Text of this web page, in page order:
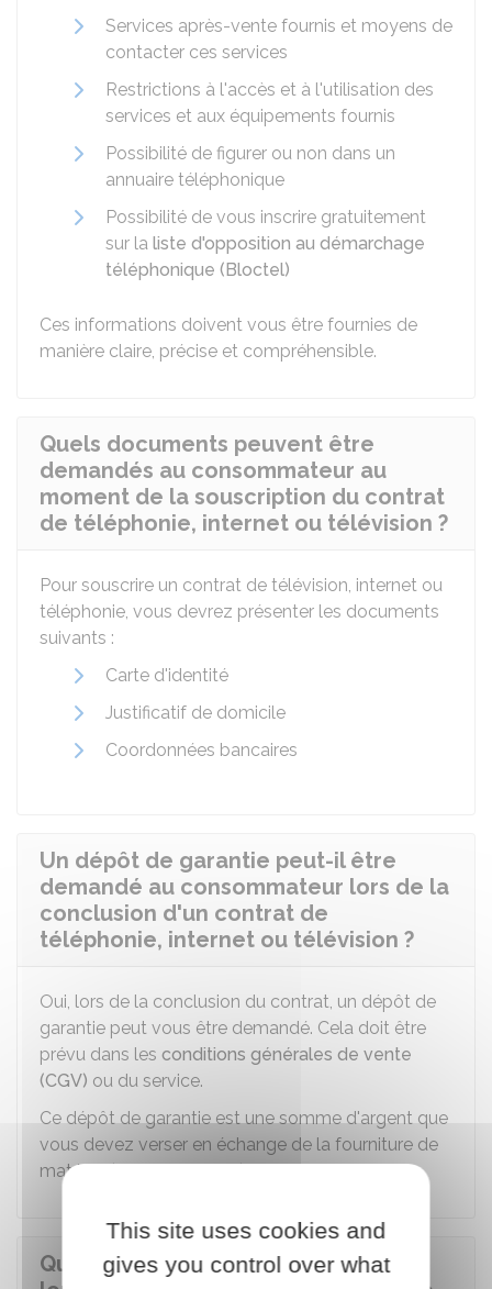
Services après-vente fournis et moyens de
contacter ces services
Restrictions à l'accès et à l'utilisation des
services et aux équipements fournis
Possibilité de figurer ou non dans un
annuaire téléphonique
Possibilité de vous inscrire gratuitement
sur la liste d'opposition au démarchage
téléphonique (Bloctel)
Ces informations doivent vous être fournies de
manière claire, précise et compréhensible.
Quels documents peuvent être
demandés au consommateur au
moment de la souscription du contrat
de téléphonie, internet ou télévision ?
Pour souscrire un contrat de télévision, internet ou
téléphonie, vous devrez présenter les documents
suivants :
Carte d'identité
Justificatif de domicile
Coordonnées bancaires
Un dépôt de garantie peut-il être
demandé au consommateur lors de la
conclusion d'un contrat de
téléphonie, internet ou télévision ?
Oui, lors de la conclusion du contrat, un dépôt de
garantie peut vous être demandé. Cela doit être
prévu dans les conditions générales de vente
(CGV) ou du service.
Ce dépôt de garantie est une somme d'argent que
vous devez verser en échange de la fourniture de
matériel (box, décodeur...).
Quelle est la durée d'engagement
This site uses cookies and
gives you control over what